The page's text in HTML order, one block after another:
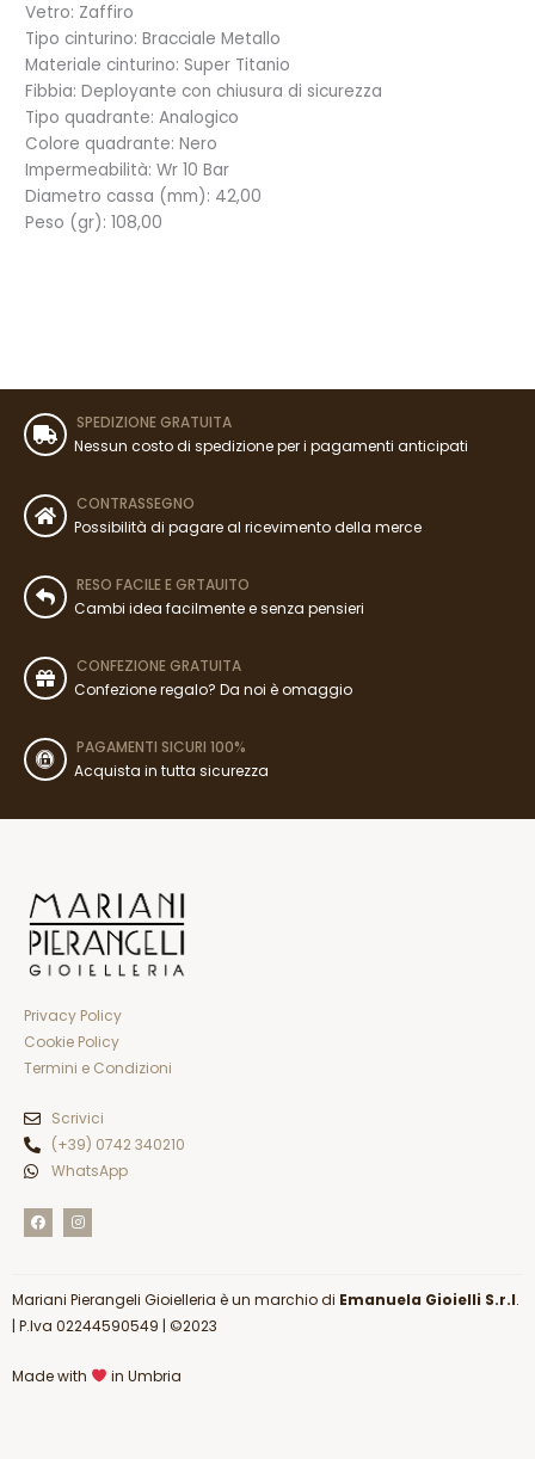
Vetro: Zaffiro
Tipo cinturino: Bracciale Metallo
Materiale cinturino: Super Titanio
Fibbia: Deployante con chiusura di sicurezza
Tipo quadrante: Analogico
Colore quadrante: Nero
Impermeabilità: Wr 10 Bar
Diametro cassa (mm): 42,00
Peso (gr): 108,00
SPEDIZIONE GRATUITA
Nessun costo di spedizione per i pagamenti anticipati
CONTRASSEGNO
Possibilità di pagare al ricevimento della merce
RESO FACILE E GRTAUITO
Cambi idea facilmente e senza pensieri
CONFEZIONE GRATUITA
Confezione regalo? Da noi è omaggio
PAGAMENTI SICURI 100%
Acquista in tutta sicurezza
Privacy Policy
Cookie Policy
Termini e Condizioni
Scrivici
(+39) 0742 340210
WhatsApp
F
a
c
o
I
n
s
r
m
Mariani Pierangeli Gioielleria è un marchio di Emanuela Gioielli S.r.l.
| P.Iva 02244590549 | ©2023
Made with in Umbria